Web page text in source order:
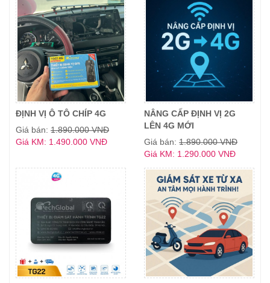
ĐỊNH VỊ Ô TÔ CHÍP 4G
Giá bán: 1.890.000 VNĐ
Giá KM: 1.490.000 VNĐ
NÂNG CẤP ĐỊNH VỊ 2G
LÊN 4G MỚI
Giá bán: 1.890.000 VNĐ
Giá KM: 1.290.000 VNĐ